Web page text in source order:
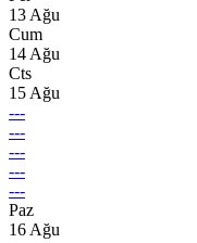
13 Ağu
Cum
14 Ağu
Cts
15 Ağu
---
---
---
---
---
Paz
16 Ağu